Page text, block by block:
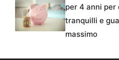
per 4 anni per
tranquilli e
massimo